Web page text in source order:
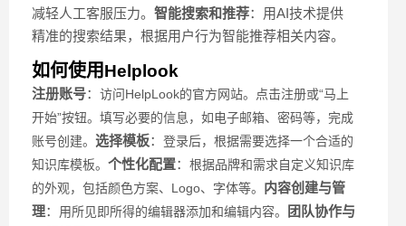
减轻人工客服压力。 智能搜索和推荐：用AI技术提供
精准的搜索结果，根据用户行为智能推荐相关内容。
如何使用Helplook
注册账号： 访问HelpLook的官方网站。 点击注册或“马上
开始”按钮。 填写必要的信息，如电子邮箱、密码等，完成
账号创建。 选择模板： 登录后，根据需要选择一个合适的
知识库模板。 个性化配置： 根据品牌和需求自定义知识库
的外观，包括颜色方案、Logo、字体等。 内容创建与管
理： 用所见即所得的编辑器添加和编辑内容。
团队协作与